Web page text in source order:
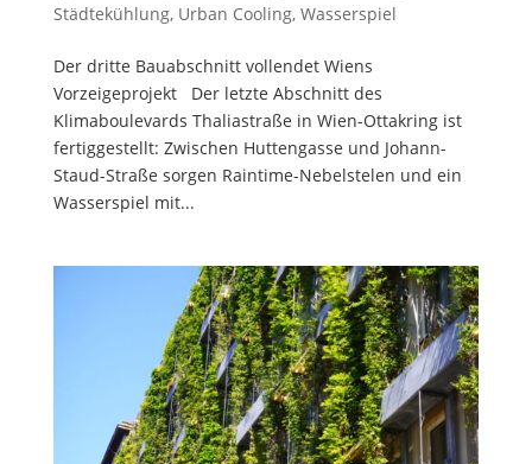
Städtekühlung, Urban Cooling, Wasserspiel
Der dritte Bauabschnitt vollendet Wiens
Vorzeigeprojekt Der letzte Abschnitt des
Klimaboulevards Thaliastraße in Wien-Ottakring ist
fertiggestellt: Zwischen Huttengasse und Johann-
Staud-Straße sorgen Raintime-Nebelstelen und ein
Wasserspiel mit...